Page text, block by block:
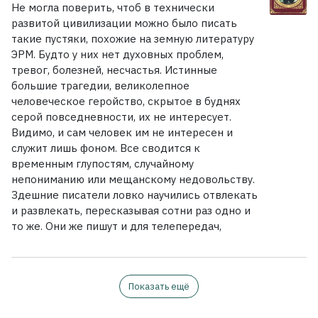
Не могла поверить, чтоб в технически
развитой цивилизации можно было писать
такие пустяки, похожие на земную литературу
ЭРМ. Будто у них нет духовных проблем,
тревог, болезней, несчастья. Истинные
большие трагедии, великолепное
человеческое геройство, скрытое в буднях
серой повседневности, их не интересует.
Видимо, и сам человек им не интересен и
служит лишь фоном. Все сводится к
временным глупостям, случайному
непониманию или мещанскому недовольству.
Здешние писатели ловко научились отвлекать
и развлекать, пересказывая сотни раз одно и
то же. Они же пишут и для телепередач,
Показать ещё